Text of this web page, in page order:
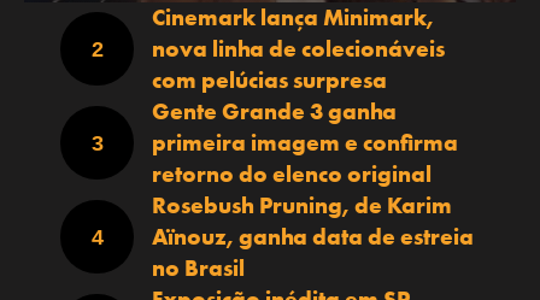
Cinemark lança Minimark,
nova linha de colecionáveis
com pelúcias surpresa
Gente Grande 3 ganha
primeira imagem e confirma
retorno do elenco original
Rosebush Pruning, de Karim
Aïnouz, ganha data de estreia
no Brasil